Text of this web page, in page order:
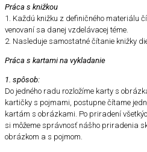
Práca s knižkou
1. Každú knižku z definičného materiálu
venovaní sa danej vzdelávacej téme.
2. Nasleduje samostatné čítanie knižky
Práca s kartami na vykladanie
1. spôsob:
Do jedného radu rozložíme karty s
kartičky s pojmami, postupne čítame
kartám s obrázkami. Po priradení
si môžeme správnosť nášho priradenia
obrázkom a s pojmom.